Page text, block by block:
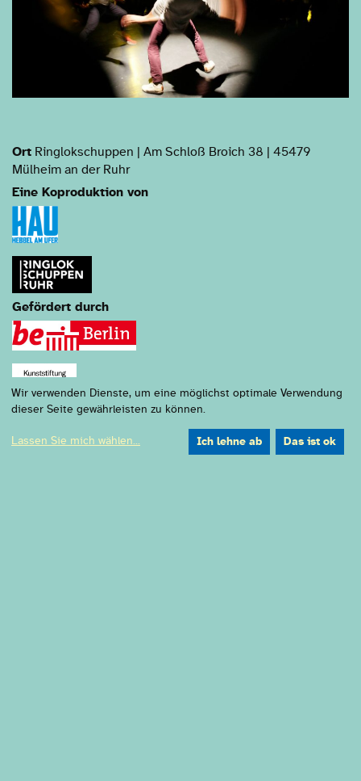
Ort Ringlokschuppen | Am Schloß Broich 38 | 45479
Mülheim an der Ruhr
Eine Koproduktion von
Gefördert durch
Wir verwenden Dienste, um eine möglichst optimale Verwendung
dieser Seite gewährleisten zu können.
Lassen Sie mich wählen... Ich lehne ab Das ist ok